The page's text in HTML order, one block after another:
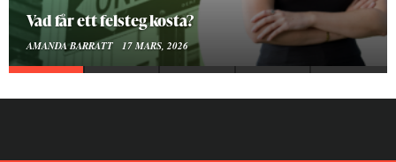
Vad får ett felsteg kosta?
AMANDA BARRATT 17 MARS, 2026